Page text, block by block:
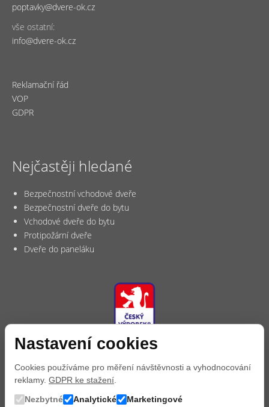
poptavky@dvere-ok.cz
vše ostatní:
info@dvere-ok.cz
Reklamační řád
VOP
GDPR
Nejčastěji hledané
Bezpečnostní vchodové dveře
Bezpečnostní dveře do bytu
Vchodové dveře do bytu
Protipožární dveře
Dveře do paneláku
Copyright © 2026, Dveře OK.
Nastavení cookies
Cookies používáme pro měření návštěvnosti a vyhodnocování
reklamy. GDPR ke stažení
Nezbytné
Analytické Marketingové